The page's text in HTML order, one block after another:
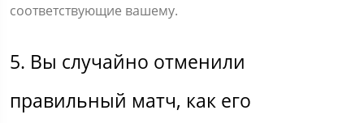
соответствующие вашему.
5. Вы случайно отменили
правильный матч, как его